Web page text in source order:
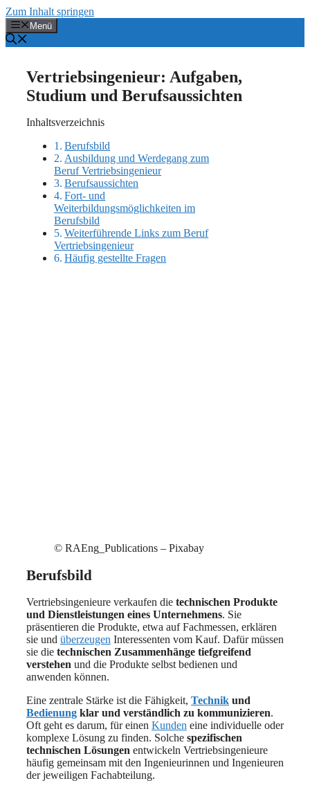
Zum Inhalt springen
Menü
Vertriebsingenieur: Aufgaben,
Studium und Berufsaussichten
Inhaltsverzeichnis
Berufsbild
Ausbildung und Werdegang zum
Beruf Vertriebsingenieur
Berufsaussichten
Fort- und
Weiterbildungsmöglichkeiten im
Berufsbild
Weiterführende Links zum Beruf
Vertriebsingenieur
Häufig gestellte Fragen
© RAEng_Publications – Pixabay
Berufsbild
Vertriebsingenieure verkaufen die technischen Produkte
und Dienstleistungen eines Unternehmens. Sie
präsentieren die Produkte, etwa auf Fachmessen, erklären
sie und überzeugen Interessenten vom Kauf. Dafür müssen
sie die technischen Zusammenhänge tiefgreifend
verstehen und die Produkte selbst bedienen und
anwenden können.
Eine zentrale Stärke ist die Fähigkeit, Technik und
Bedienung klar und verständlich zu kommunizieren.
Oft geht es darum, für einen Kunden eine individuelle oder
komplexe Lösung zu finden. Solche spezifischen
technischen Lösungen entwickeln Vertriebsingenieure
häufig gemeinsam mit den Ingenieurinnen und Ingenieuren
der jeweiligen Fachabteilung.